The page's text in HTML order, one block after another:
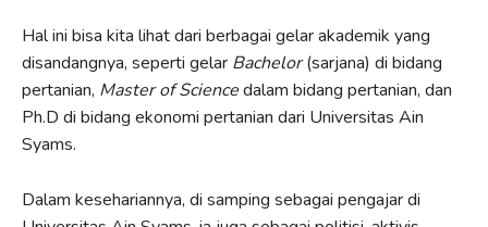
Hal ini bisa kita lihat dari berbagai gelar akademik yang
disandangnya, seperti gelar Bachelor(sarjana) di bidang
pertanian, Master of Sciencedalam bidang pertanian, dan
Ph.D di bidang ekonomi pertanian dari Universitas Ain
Syams.
Dalam kesehariannya, di samping sebagai pengajar di